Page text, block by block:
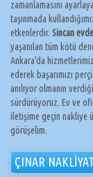
zamanlamasını
taşınmada
etkenlerdir. Sincan
yaşanılan tüm kötü
Ankara’da
ederek başarımızı
anılıyor olmanın
sürdürüyoruz. Ev ve
iletişime geçin nakliye
görüşelim.
ÇINAR